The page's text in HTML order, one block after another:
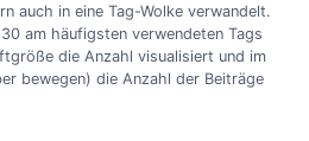
auch in eine Tag-Wolke verwandelt.
am häufigsten verwendeten Tags
die Anzahl visualisiert und im
bewegen) die Anzahl der Beiträge